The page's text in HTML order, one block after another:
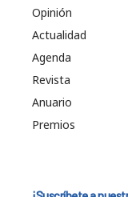
Opinión
Actualidad
Agenda
Revista
Anuario
Premios